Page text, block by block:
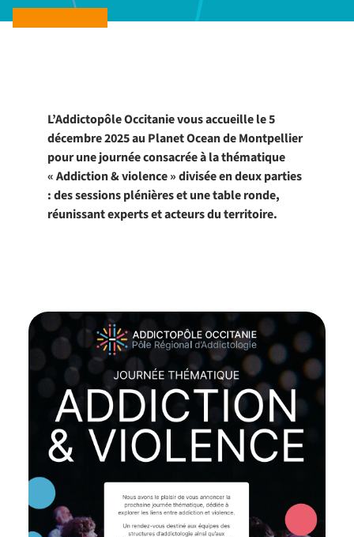
L’Addictopôle Occitanie vous accueille le 5
décembre 2025 au Planet Ocean de Montpellier
pour une journée consacrée à la thématique
« Addiction & violence » divisée en deux parties
: des sessions plénières et une table ronde,
réunissant experts et acteurs du territoire.